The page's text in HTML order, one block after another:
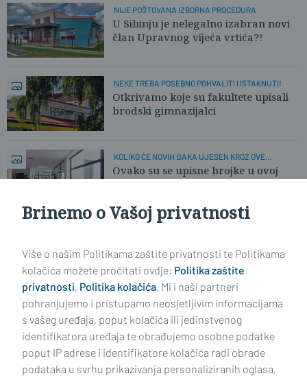
NIJE POŠTOVANA IZBORNA PROCEDURA
U Sibinju je nelegalno izabran novi
član Upravnog vijeća vrtića?!
NEKE TREBA POSEBNO POHVALITI I ISTAKNUTI!
Otkrivamo koje su fakultete upisali
brodski gimnazijalci
KOLIKO ĆE NOVIH ĐAKA UJESEN KROZ OVE
HODNIKE?
Ovako su se upisne brojke u ovoj
Brinemo o Vašoj privatnosti
Više o našim Politikama zaštite privatnosti te Politikama
kolačića možete pročitati ovdje: Politika zaštite
privatnosti, Politika kolačića. Mi i naši partneri
pohranjujemo i pristupamo neosjetljivim informacijama
s vašeg uređaja, poput kolačića ili jedinstvenog
identifikatora uređaja te obrađujemo osobne podatke
poput IP adrese i identifikatore kolačića radi obrade
podataka u svrhu prikazivanja personaliziranih oglasa,